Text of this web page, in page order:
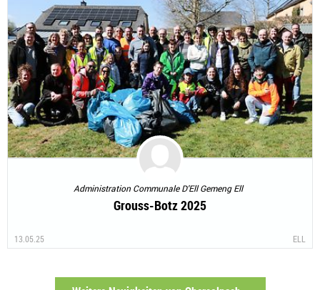
Administration Communale D'Ell Gemeng Ell
Grouss-Botz 2025
13.05.25 ELL